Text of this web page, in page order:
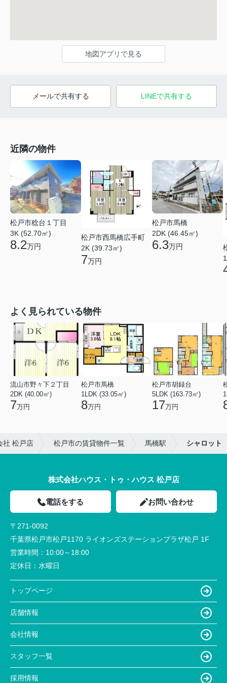
地図アプリで見る
メールで共有する LINEで共有する
近隣の物件
松戸市稔台１丁目
3K (52.70㎡)
8.2万円
松戸市西馬橋広手町
2K (39.73㎡)
7万円
松戸市馬橋
2DK (46.45㎡)
6.3万円
よく見られている物件
流山市野々下２丁目
2DK (40.00㎡)
7万円
松戸市馬橋
1LDK (33.05㎡)
8万円
松戸市胡録台
5LDK (163.73㎡)
17万円
社 松戸店 松戸市の賃貸物件一覧 馬橋駅 シャロット
株式会社ハウス・トゥ・ハウス 松戸店
電話をする お問い合わせ
〒271-0092
千葉県松戸市松戸1170 ライオンズステーションプラザ松戸 1F
営業時間： 10:00～18:00
定休日： 水曜日
トップページ
店舗情報
会社情報
スタッフ一覧
採用情報